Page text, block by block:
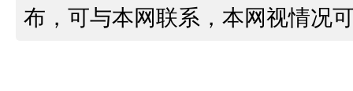
布，可与本网联系，本网视情况